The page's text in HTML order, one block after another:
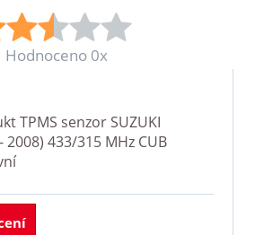
Hodnoceno 0x
TPMS senzor SUZUKI
2008) 433/315 MHz CUB